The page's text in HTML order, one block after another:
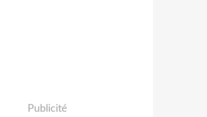
Publicité